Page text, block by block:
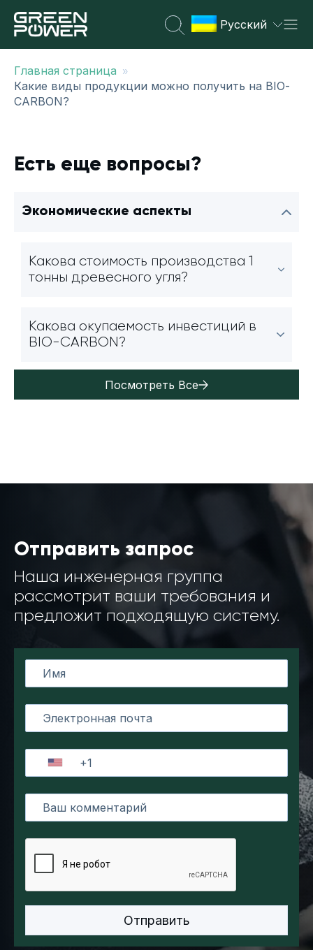
Русский
Главная страница »
Какие виды продукции можно получить на BIO-
CARBON?
Есть еще вопросы?
Экономические аспекты
Какова стоимость производства 1
тонны древесного угля?
Какова окупаемость инвестиций в
BIO-CARBON?
Посмотреть Все
Отправить запрос
Наша инженерная группа
рассмотрит ваши требования и
предложит подходящую систему.